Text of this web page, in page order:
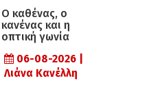
Ο καθένας, ο
κανένας και η
οπτική γωνία
06-08-2026 |
Λιάνα Κανέλλη